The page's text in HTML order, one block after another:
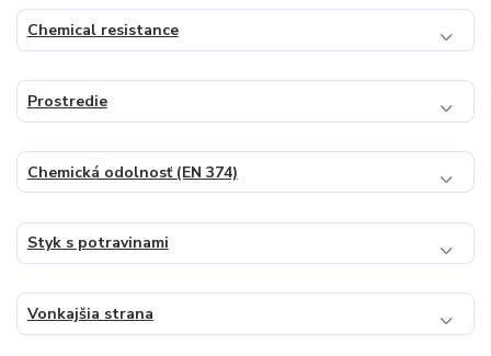
Chemical resistance
Prostredie
Chemická odolnosť (EN 374)
Styk s potravinami
Vonkajšia strana